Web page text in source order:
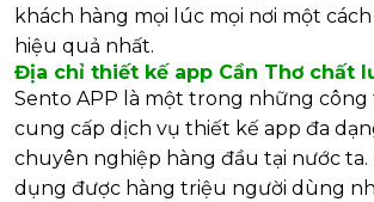
khách hàng mọi lúc mọi nơi một
hiệu quả nhất.
Địa chỉ thiết kế app Cần Thơ chất
Sento APP là một trong những công
cung cấp dịch vụ thiết kế app đa
chuyên nghiệp hàng đầu tại nước
dụng được hàng triệu người dùng